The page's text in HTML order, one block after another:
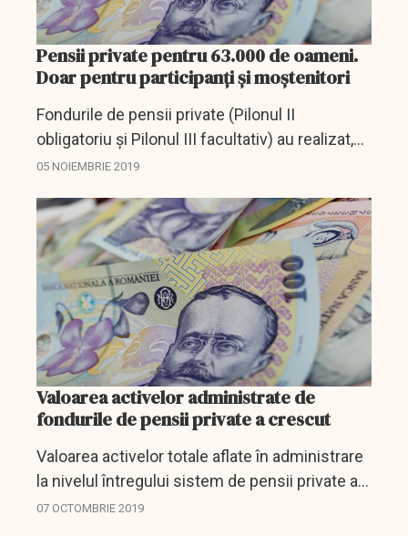
Pensii private pentru 63.000 de oameni.
Doar pentru participanți și moștenitori
Fondurile de pensii private (Pilonul II
obligatoriu şi Pilonul III facultativ) au realizat,
de la înfiinţare şi pana la finele lunii septembrie
05 NOIEMBRIE 2019
Valoarea activelor administrate de
fondurile de pensii private a crescut
Valoarea activelor totale aflate în administrare
la nivelul întregului sistem de pensii private a
ajuns la 57,43 miliarde de lei (12,13 miliarde de
07 OCTOMBRIE 2019